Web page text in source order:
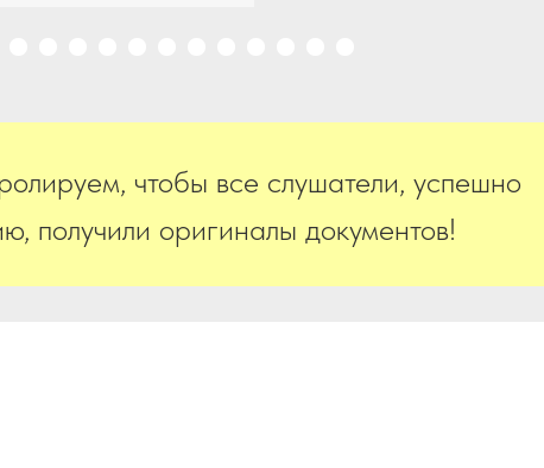
чтобы все слушатели, успешно
получили оригиналы документов!